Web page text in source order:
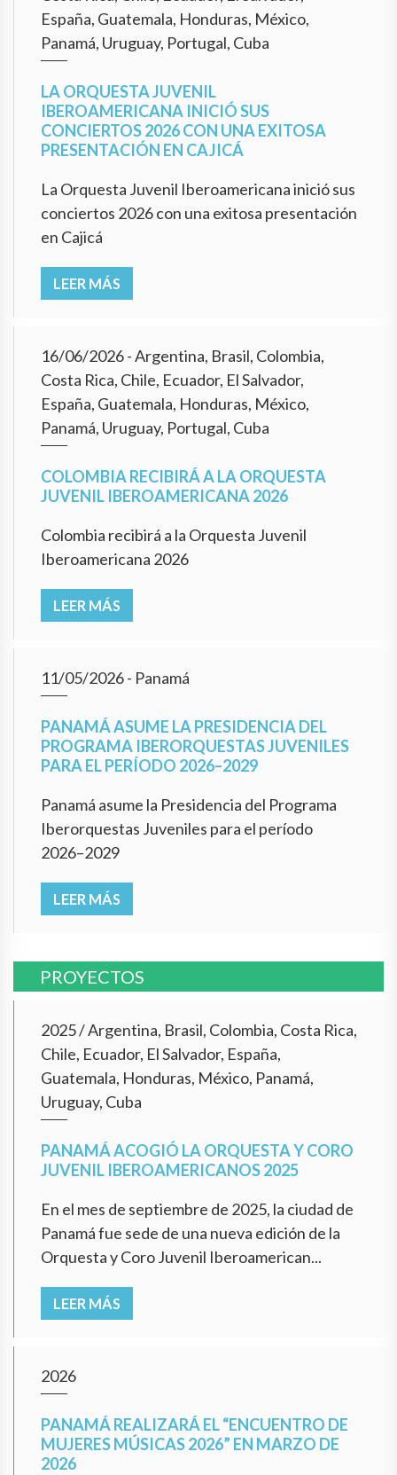
España, Guatemala, Honduras, México,
Panamá, Uruguay, Portugal, Cuba
LA ORQUESTA JUVENIL
IBEROAMERICANA INICIÓ SUS
CONCIERTOS 2026 CON UNA EXITOSA
PRESENTACIÓN EN CAJICÁ
La Orquesta Juvenil Iberoamericana inició sus
conciertos 2026 con una exitosa presentación
en Cajicá
LEER MÁS
16/06/2026- Argentina, Brasil, Colombia,
Costa Rica, Chile, Ecuador, El Salvador,
España, Guatemala, Honduras, México,
Panamá, Uruguay, Portugal, Cuba
COLOMBIA RECIBIRÁ A LA ORQUESTA
JUVENIL IBEROAMERICANA 2026
Colombia recibirá a la Orquesta Juvenil
Iberoamericana 2026
LEER MÁS
11/05/2026- Panamá
PANAMÁ ASUME LA PRESIDENCIA DEL
PROGRAMA IBERORQUESTAS JUVENILES
PARA EL PERÍODO 2026–2029
Panamá asume la Presidencia del Programa
Iberorquestas Juveniles para el período
2026–2029
LEER MÁS
PROYECTOS
2025/Argentina, Brasil, Colombia, Costa Rica,
Chile, Ecuador, El Salvador, España,
Guatemala, Honduras, México, Panamá,
Uruguay, Cuba
PANAMÁ ACOGIÓ LA ORQUESTA Y CORO
JUVENIL IBEROAMERICANOS 2025
En el mes de septiembre de 2025, la ciudad de
Panamá fue sede de una nueva edición de la
Orquesta y Coro Juvenil Iberoamerican...
LEER MÁS
2026
PANAMÁ REALIZARÁ EL “ENCUENTRO DE
MUJERES MÚSICAS 2026” EN MARZO DE
2026